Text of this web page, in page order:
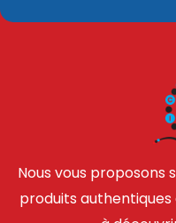
Nous vous proposons
produits